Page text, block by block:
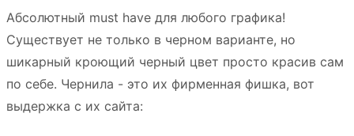
Абсолютный must have для любого графика!
Существует не только в черном варианте, но
шикарный кроющий черный цвет просто красив сам
по себе. Чернила - это их фирменная фишка, вот
выдержка с их сайта: